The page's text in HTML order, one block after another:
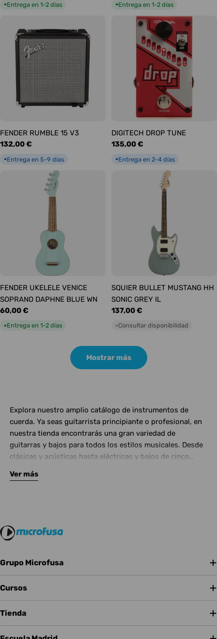
●Entrega en 1-2 días ●Entrega en 1-2 días
FENDER RUMBLE 15 V3
Precio
132,00 €
●Entrega en 5-9 días
DIGITECH DROP TUNE
Precio
135,00 €
●Entrega en 2-4 días
FENDER UKELELE VENICE
SOPRANO DAPHNE BLUE WN
Precio
habitual
60,00 €
●Entrega en 1-2 días
SQUIER BULLET MUSTANG HH
SONIC GREY IL
Precio
habitual
137,00 €
○Consultar disponibilidad
Mostrar más
Explora nuestro amplio catálogo de instrumentos de
cuerda. Ya seas guitarrista principiante o profesional, en
nuestra tienda encontrarás una gran variedad de
guitarras y bajos para todos los estilos musicales. Desde
clásicas y acústicas hasta eléctricas y bajos de cinco
Complementa tu instrumento con amplificadores de
Ver más
Grupo Microfusa
Cursos
Tienda